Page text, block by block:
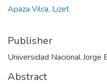
Apaza Vilca, Lizet
Publisher
Universidad Nacional Jorge
Abstract